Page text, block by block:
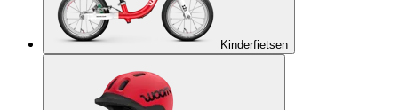
Kinderfietsen